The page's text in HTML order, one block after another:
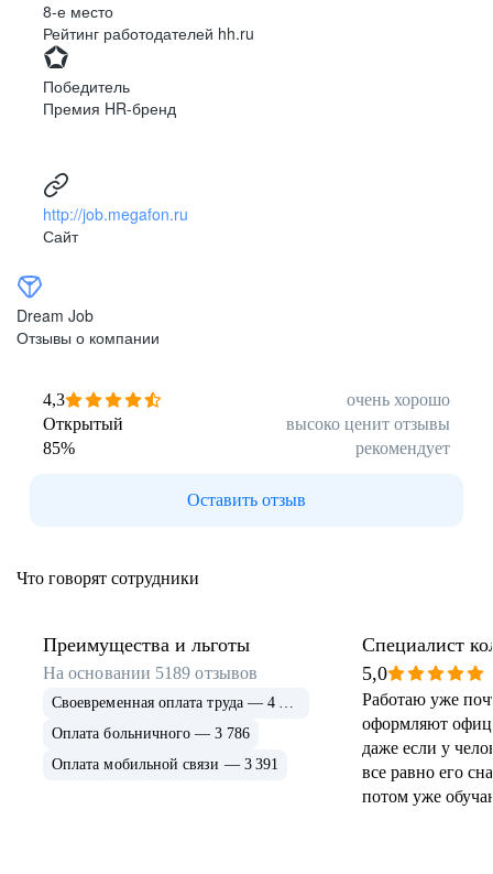
8-е место
Рейтинг работодателей hh.ru
Победитель
Премия HR-бренд
http://job.megafon.ru
Сайт
Dream Job
Отзывы о компании
4,3
очень хорошо
Открытый
высоко ценит отзывы
85% рекомендует
Оставить отзыв
Что говорят сотрудники
Преимущества и льготы
На основании 5189 отзывов
Своевременная оплата труда — 4 364
Оплата больничного — 3 786
Оплата мобильной связи — 3 391
Специалист
5,0
Работаю уже
оформляют
даже если у
все равно его
потом уже